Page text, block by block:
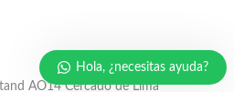
AO14 Cercado de Lima
Hola, ¿necesitas ayuda?